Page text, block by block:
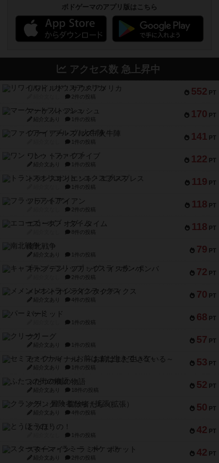
ボドゲーマのアプリ版はこちら
アクセス数 急上昇中
552 PT
リワイルド：サウスアメリカ
2件の投稿
170 PT
マーケットフレッシュ
紹介文あり 1件の投稿
141 PT
ファイアー・ブルズ / 火牛陣
1件の投稿
122 PT
ワン・トゥ・ファイブ
紹介文あり 1件の投稿
119 PT
トランスオリエント・エクスプレス
1件の投稿
118 PT
フラットアイアン
2件の投稿
118 PT
エコーズ・オブ・タイム
8件の投稿
79 PT
南北戦争
紹介文あり 1件の投稿
72 PT
キャプテン・フリップ：イスラ・ボンバ
2件の投稿
70 PT
メメントオンラインタクティクス
紹介文あり 4件の投稿
68 PT
パーミッド
1件の投稿
57 PT
クリーグ
紹介文あり 1件の投稿
53 PT
セミファイナル ～お前はまだ生きている～
紹介文あり 1件の投稿
52 PT
ふたつの街の物語
紹介文あり 18件の投稿
50 PT
クランク! ：冒険者たち（拡張）
紹介文あり 4件の投稿
42 PT
とうほうの！
1件の投稿
42 PT
スターマイン・ラミー ポケット
紹介文あり 2件の投稿